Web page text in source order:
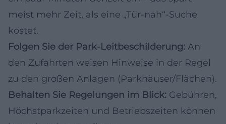
meist mehr Zeit, als eine „Tür-nah“-Suche
kostet.
Folgen Sie der Park-Leitbeschilderung: An
den Zufahrten weisen Hinweise in der Regel
zu den großen Anlagen (Parkhäuser/Flächen).
Behalten Sie Regelungen im Blick: Gebühren,
Höchstparkzeiten und Betriebszeiten können